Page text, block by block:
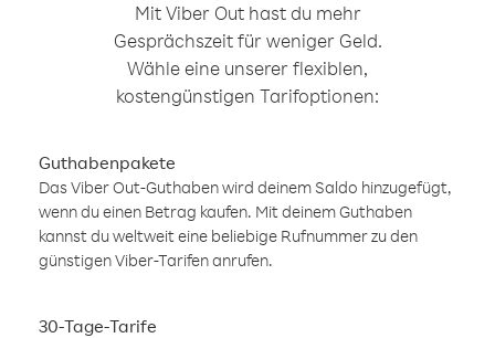
Mit Viber Out hast du mehr
Gesprächszeit für weniger Geld.
Wähle eine unserer flexiblen,
kostengünstigen Tarifoptionen:
Guthabenpakete
Das Viber Out-Guthaben wird deinem Saldo hinzugefügt,
wenn du einen Betrag kaufen. Mit deinem Guthaben
kannst du weltweit eine beliebige Rufnummer zu den
günstigen Viber-Tarifen anrufen.
30-Tage-Tarife